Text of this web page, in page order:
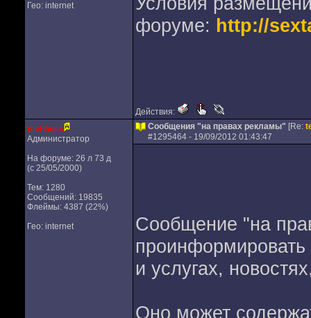
Гео: internet
форуме: http://
Действия:
techboss
Администратор
На форуме: 26 л 73 д
(с 25/05/2000)
Тем: 1280
Сообщений: 19835
Флеймы: 4387 (22%)
Гео: internet
Сообщения "на правах рекламы" [Re:
#1295464- 19/09/2012 01:43:47
Сообщение "на
и услугах,
Оно может